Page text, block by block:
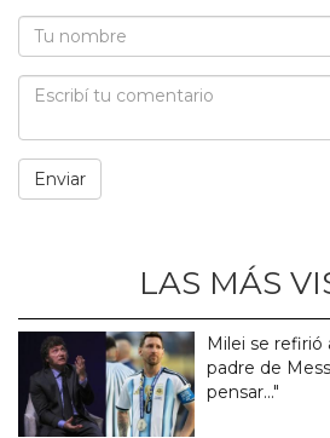
LAS MÁS
Milei se
padre de
pensar..."